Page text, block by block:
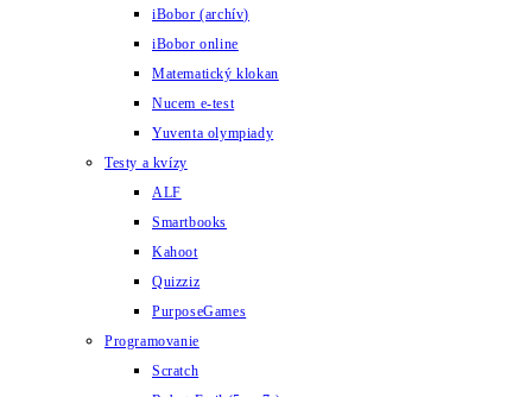
iBobor (archív)
iBobor online
Matematický klokan
Nucem e-test
Yuventa olympiady
Testy a kvízy
ALF
Smartbooks
Kahoot
Quizziz
PurposeGames
Programovanie
Scratch